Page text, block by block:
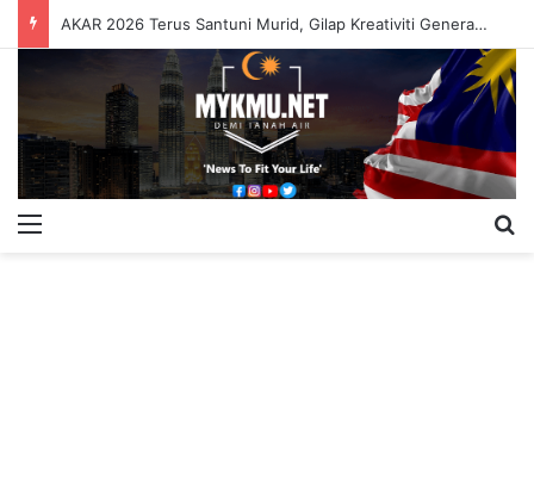
AKAR 2026 Terus Santuni Murid, Gilap Kreativiti Generasi Muda